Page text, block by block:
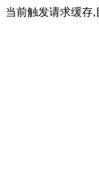
当前触发请求缓存